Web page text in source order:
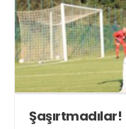
Şaşırtmadılar!